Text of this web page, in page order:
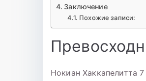
Заключение
Похожие записи:
Нокиан Хаккапелитта